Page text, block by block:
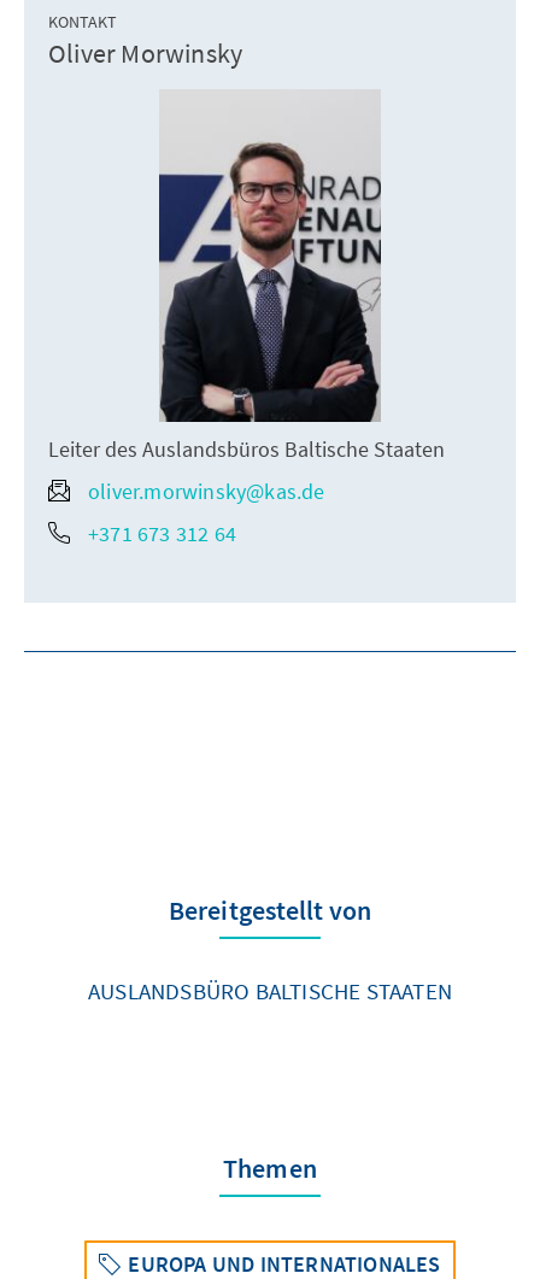
KONTAKT
Oliver Morwinsky
Leiter des Auslandsbüros Baltische Staaten
oliver.morwinsky@kas.de
+371 673 312 64
Bereitgestellt von
AUSLANDSBÜRO BALTISCHE STAATEN
Themen
EUROPA UND INTERNATIONALES